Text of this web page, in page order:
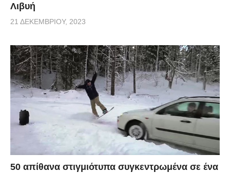
Λιβυή
21 ΔΕΚΕΜΒΡΊΟΥ, 2023
50 απίθανα στιγμιότυπα συγκεντρωμένα σε ένα